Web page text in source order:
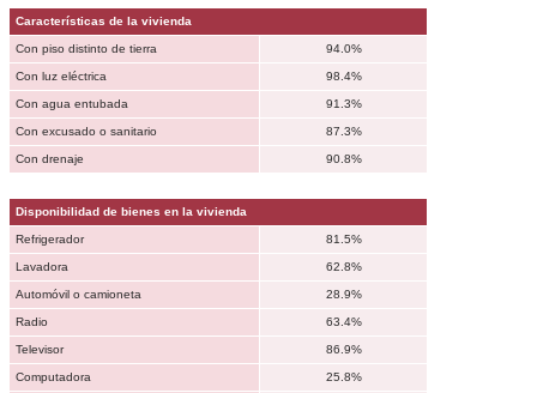
Características de la vivienda
Con piso distinto de tierra 94.0%
Con luz eléctrica 98.4%
Con agua entubada 91.3%
Con excusado o sanitario 87.3%
Con drenaje 90.8%
Disponibilidad de bienes en la vivienda
Refrigerador 81.5%
Lavadora 62.8%
Automóvil o camioneta 28.9%
Radio 63.4%
Televisor 86.9%
Computadora 25.8%